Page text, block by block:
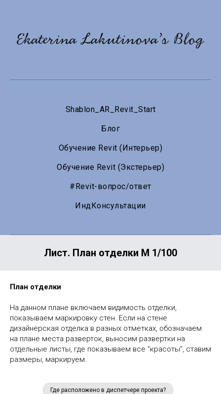
Shablon_АR_Revit_Start
Блог
Обучение Revit (Интерьер)
Обучение Revit (Экстерьер)
#Revit-вопрос/ответ
ИндКонсультации
Лист. План отделки М 1/100
План отделки
На данном плане включаем видимость отделки,
показываем маркировку стен. Если на стене
дизайнерская отделка в разных отметках, обозначаем
на плане места разверток, выносим развертки на
отдельные листы, где показываем все "красоты", ставим
размеры, маркируем.
Где расположено в диспетчере проекта?